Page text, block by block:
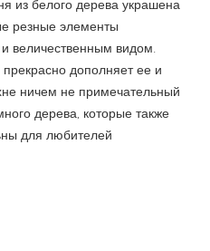
из белого дерева украшена
резные элементы
величественным видом.
дополняет ее и
ничем не примечательный
дерева, которые также
для любителей